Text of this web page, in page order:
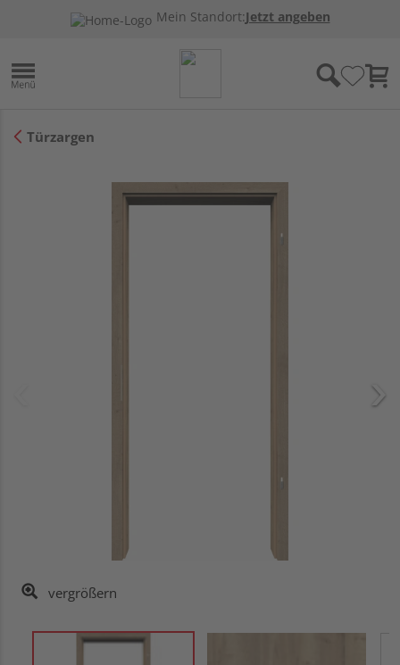
Mein Standort:Jetzt angeben
Türzargen
vergrößern